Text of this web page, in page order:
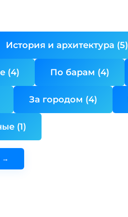
История и архитектура (5)
(4) По барам (4)
За городом (4)
(1)
→